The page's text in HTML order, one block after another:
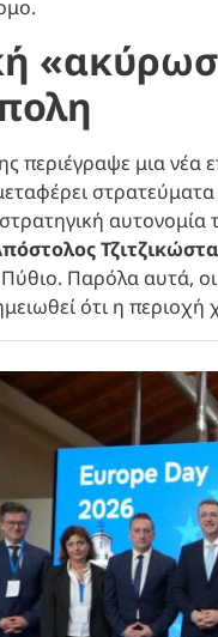
περιέγραψε μια νέα
Παρόλα αυτά,
ότι η